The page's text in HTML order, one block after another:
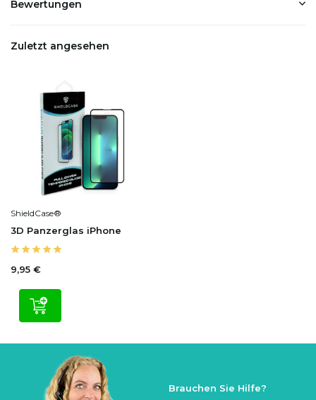
Bewertungen
Zuletzt angesehen
ShieldCase®
3D Panzerglas iPhone
9,95 €
Brauchen Sie Hilfe?